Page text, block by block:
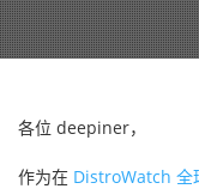
各位 deepiner，
作为在 DistroWatch 全